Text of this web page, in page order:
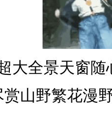
大全景天窗随
赏山野繁花漫